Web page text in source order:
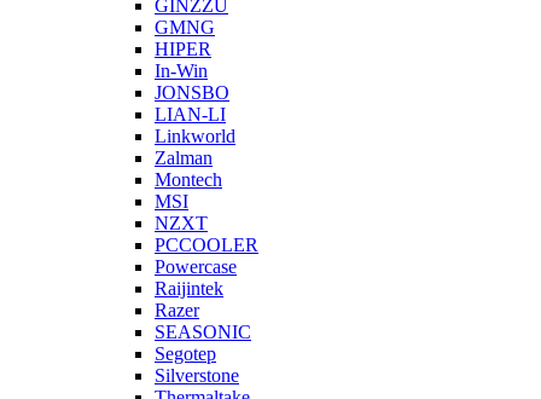
GINZZU
GMNG
HIPER
In-Win
JONSBO
LIAN-LI
Linkworld
Zalman
Montech
MSI
NZXT
PCCOOLER
Powercase
Raijintek
Razer
SEASONIC
Segotep
Silverstone